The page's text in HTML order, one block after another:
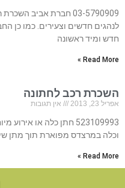
03-5790909 חברת
לנהגים חדשים וצעירים. כמו כן
חדש ומיד ראשונה
Read More »
השכרת רכב לחתונה
אפריל 23, 2013 אין תגובות
523109993 חתן כלה או
וכלה במרצדס מפוארת תוך מתן
Read More »